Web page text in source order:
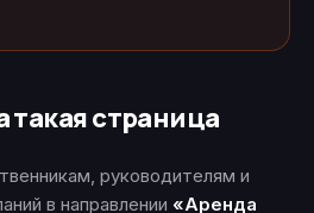
такая страница
руководителям и
в направлении «Аренда